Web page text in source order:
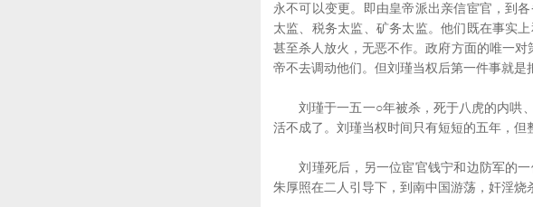
永不可以变更。即由皇帝派出亲信宦官，到
太监、税务太监、矿务太监。他们既在事实
甚至杀人放火，无恶不作。政府方面的唯一
帝不去调动他们。但刘瑾当权后第一件事就是
刘瑾于一五一○年被杀，死于八虎的内哄、
活不成了。刘瑾当权时间只有短短的五年，但
刘瑾死后，另一位宦官钱宁和边防军的一
朱厚照在二人引导下，到南中国游荡，奸淫烧